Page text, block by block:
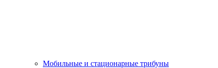
Мобильные и стационарные трибуны